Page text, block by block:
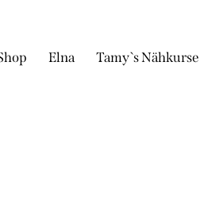
Elna Tamy`s Nähkurse